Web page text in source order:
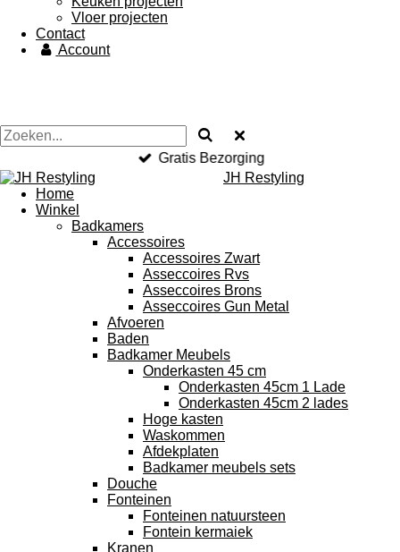
Vloer projecten
Contact
Account
Gratis Bezorging
JH Restyling
Home
Winkel
Badkamers
Accessoires
Accessoires Zwart
Asseccoires Rvs
Asseccoires Brons
Asseccoires Gun Metal
Afvoeren
Baden
Badkamer Meubels
Onderkasten 45 cm
Onderkasten 45cm 1 Lade
Onderkasten 45cm 2 lades
Hoge kasten
Waskommen
Afdekplaten
Badkamer meubels sets
Douche
Fonteinen
Fonteinen natuursteen
Fontein kermaiek
Kranen